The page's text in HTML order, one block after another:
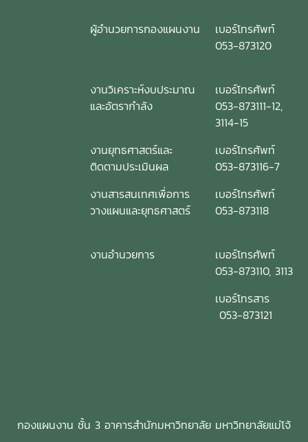
ผู้อำนวยการกองแผนงาน
เบอร์โทรศัพท์
053-873120
งานวิเคราะห์งบประมาณ
และอัตรากำลัง
เบอร์โทรศัพท์
053-873111-12,
3114-15
งานยุทธศาสตร์และ
ติดตามประเมินผล
เบอร์โทรศัพท์
053-873116-7
งานสารสนเทศเพื่อการ
วางแผนและยุทธศาสตร์
เบอร์โทรศัพท์
053-873118
งานอำนวยการ
เบอร์โทรศัพท์
053-873110, 3113
เบอร์โทรสาร
053-873121
กองแผนงาน ชั้น 3 อาคารสำนักมหาวิทยาลัย มหาวิทยาลัยแม่โจ้